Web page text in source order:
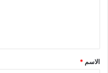
ق
*
الاسم *